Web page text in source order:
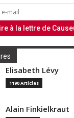
Elisabeth Lévy
1190 Articles
Alain Finkielkraut